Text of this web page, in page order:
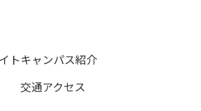
トキャンパス紹介
交通アクセス